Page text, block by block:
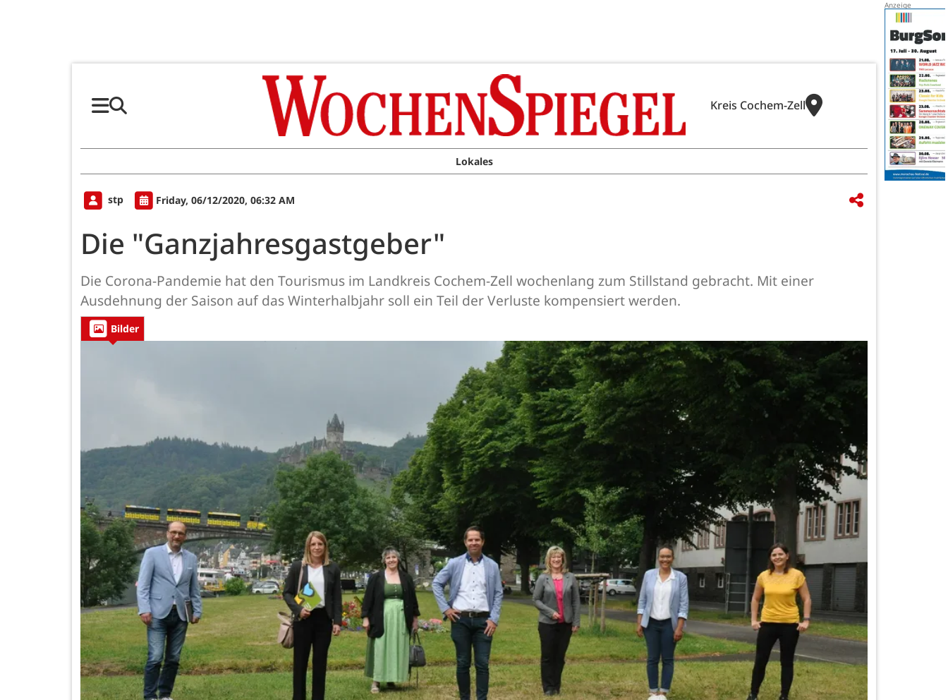
Kreis Cochem-Zell
Lokales
stp Friday, 06/12/2020, 06:32 AM
Die "Ganzjahresgastgeber"
Die Corona-Pandemie hat den Tourismus im Landkreis Cochem-Zell wochenlang zum Stillstand gebracht. Mit einer
Ausdehnung der Saison auf das Winterhalbjahr soll ein Teil der Verluste kompensiert werden.
Bilder